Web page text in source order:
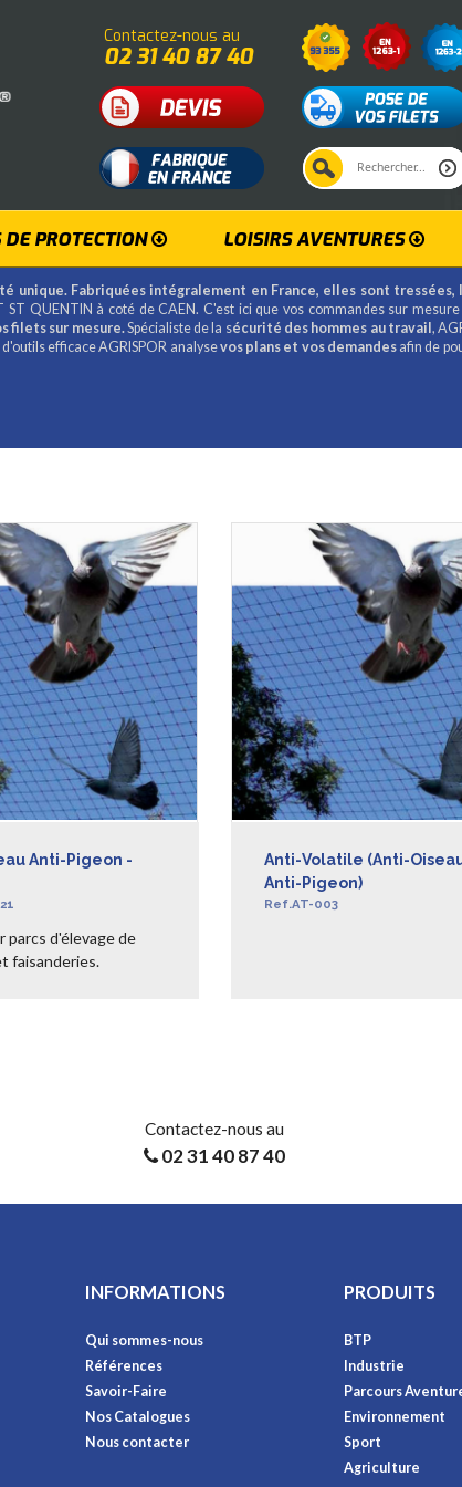
Contactez-nous au
02 31 40 87 40
DE PROTECTION LOISIRS AVENTURES
unique. Fabriquées intégralement en France, elles sont
ST QUENTIN à coté de CAEN. C'est ici que vos commandes sur
filets sur mesure.Spécialiste de la sécurité des hommes au travail ,
efficace AGRISPOR analysevos plans et vos demandesafin de
Anti-Pigeon -
parcs d'élevage de
faisanderies.
Anti-Volatile (anti-
Anti-Pigeon)
Ref.AT-003
Contactez-nous au
02 31 40 87 40
INFORMATIONS
Qui sommes-nous
Références
Savoir-Faire
Nos Catalogues
Nous contacter
PRODUITS
BTP
Industrie
Parcours
Environnement
Sport
Agriculture